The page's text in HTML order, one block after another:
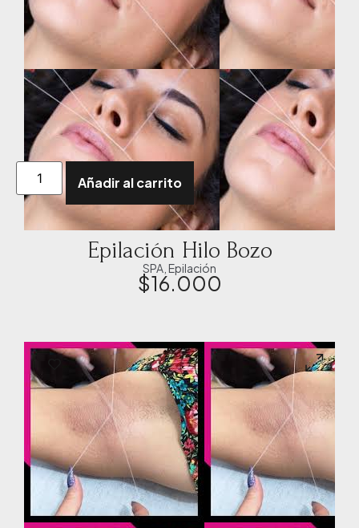
Añadir al carrito
Epilación Hilo Bozo
SPA Epilación
$16.000